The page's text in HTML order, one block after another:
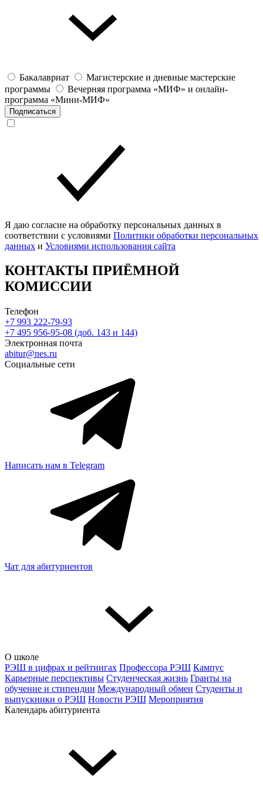
Бакалавриат
Магистерские и дневные мастерские
программы
Вечерняя программа «МИФ» и онлайн-
программа «Мини-МИФ»
Подписаться
Я даю согласие на обработку персональных данных в
соответствии с условиями Политики обработки персональных
данных и Условиями использования сайта
КОНТАКТЫ ПРИЁМНОЙ
КОМИССИИ
Телефон
+7 993 222-79-93
+7 495 956-95-08 (доб. 143 и 144)
Электронная почта
abitur@nes.ru
Социальные сети
Написать нам в Telegram
Чат для абитуриентов
О школе
РЭШ в цифрах и рейтингах Профессора РЭШ Кампус
Карьерные перспективы Студенческая жизнь Гранты на
обучение и стипендии Международный обмен Студенты и
выпускники о РЭШ Новости РЭШ Мероприятия
Календарь абитуриента